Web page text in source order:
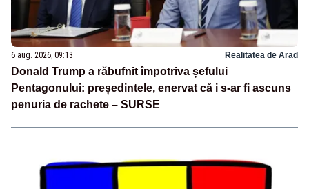
6 aug. 2026, 09:13 Realitatea de Arad
Donald Trump a răbufnit împotriva șefului
Pentagonului: președintele, enervat că i s-ar fi ascuns
penuria de rachete – SURSE